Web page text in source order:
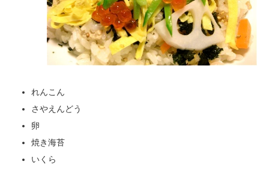
れんこん
さやえんどう
卵
焼き海苔
いくら